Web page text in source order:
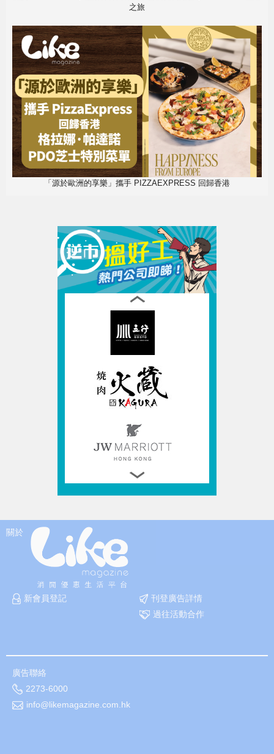
之旅
「源於歐洲的享樂」攜手 PIZZAEXPRESS 回歸香港
關於
新會員登記
刊登廣告詳情
過往活動合作
廣告聯絡
2273-6000
info@likemagazine.com.hk